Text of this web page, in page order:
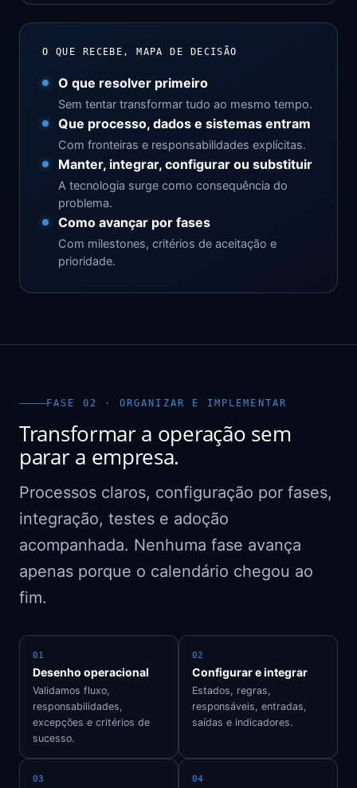
O QUE RECEBE, MAPA DE DECISÃO
O que resolver primeiro
Sem tentar transformar tudo ao mesmo tempo.
Que processo, dados e sistemas entram
Com fronteiras e responsabilidades explícitas.
Manter, integrar, configurar ou substituir
A tecnologia surge como consequência do
problema.
Como avançar por fases
Com milestones, critérios de aceitação e
prioridade.
FASE 02 · ORGANIZAR E IMPLEMENTAR
Transformar a operação sem
parar a empresa.
Processos claros, configuração por fases,
integração, testes e adoção
acompanhada. Nenhuma fase avança
apenas porque o calendário chegou ao
fim.
01
Desenho operacional
Validamos fluxo,
responsabilidades,
excepções e critérios de
sucesso.
02
Configurar e integrar
Estados, regras,
responsáveis, entradas,
saídas e indicadores.
03 04